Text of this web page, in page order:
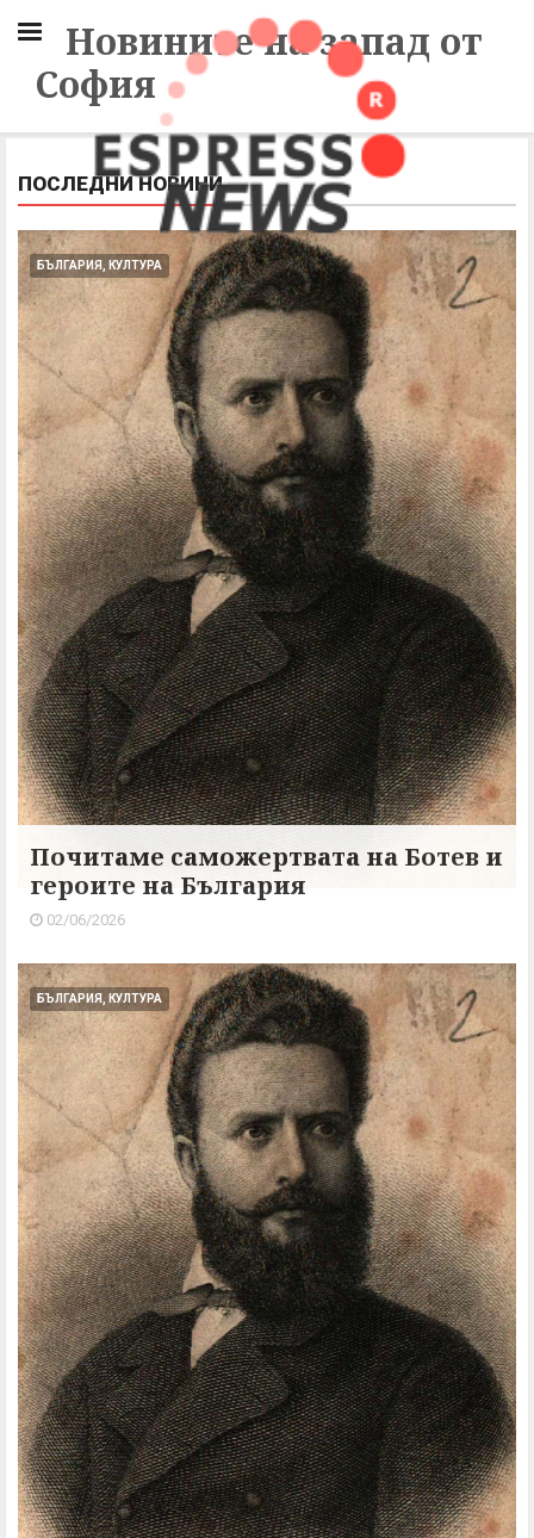
Новините на запад от
София
ПОСЛЕДНИ НОВИНИ
БЪЛГАРИЯ, КУЛТУРА
Почитаме саможертвата на Ботев и
героите на България
02/06/2026
БЪЛГАРИЯ, КУЛТУРА